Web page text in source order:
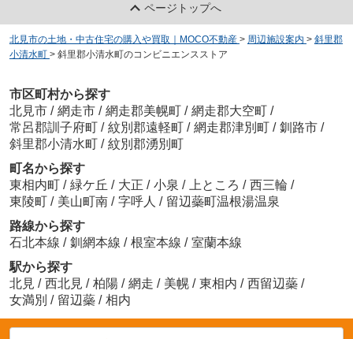
ページトップへ
北見市の土地・中古住宅の購入や買取｜MOCO不動産 > 周辺施設案内 > 斜里郡
小清水町 > 斜里郡小清水町のコンビニエンスストア
市区町村から探す
北見市 / 網走市 / 網走郡美幌町 / 網走郡大空町 /
常呂郡訓子府町 / 紋別郡遠軽町 / 網走郡津別町 / 釧路市 /
斜里郡小清水町 / 紋別郡湧別町
町名から探す
東相内町 / 緑ケ丘 / 大正 / 小泉 / 上ところ / 西三輪 /
東陵町 / 美山町南 / 字呼人 / 留辺蘂町温根湯温泉
路線から探す
石北本線 / 釧網本線 / 根室本線 / 室蘭本線
駅から探す
北見 / 西北見 / 柏陽 / 網走 / 美幌 / 東相内 / 西留辺蘂 /
女満別 / 留辺蘂 / 相内